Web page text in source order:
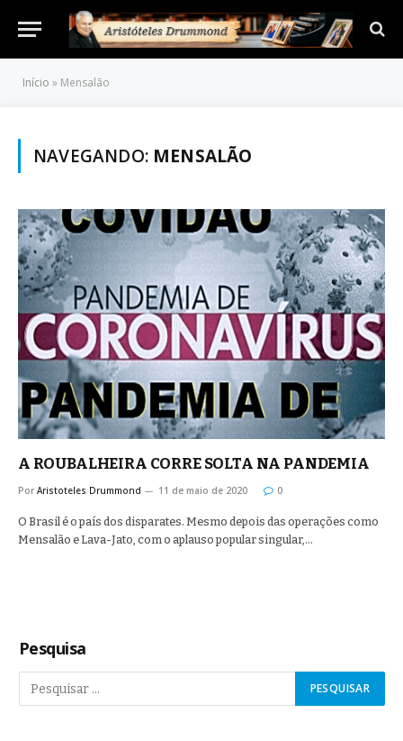
Início » Mensalão
NAVEGANDO: MENSALÃO
A ROUBALHEIRA CORRE SOLTA NA PANDEMIA
Por Aristoteles Drummond 11 de maio de 2020 0
O Brasil é o país dos disparates. Mesmo depois das operações como
Mensalão e Lava-Jato, com o aplauso popular singular,…
Pesquisa